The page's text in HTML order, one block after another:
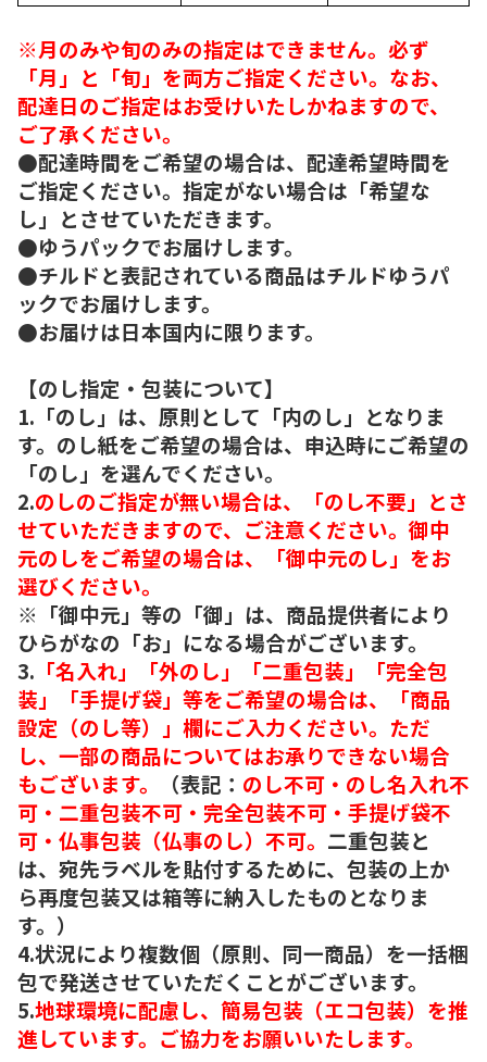
※月のみや旬のみの指定はできません。必ず
「月」と「旬」を両方ご指定ください。なお、
配達日のご指定はお受けいたしかねますので、
ご了承ください。
●配達時間をご希望の場合は、配達希望時間を
ご指定ください。指定がない場合は「希望な
し」とさせていただきます。
●ゆうパックでお届けします。
●チルドと表記されている商品はチルドゆうパ
ックでお届けします。
●お届けは日本国内に限ります。
【のし指定・包装について】
1.「のし」は、原則として「内のし」となりま
す。のし紙をご希望の場合は、申込時にご希望の
「のし」を選んでください。
2.のしのご指定が無い場合は、「のし不要」とさ
せていただきますので、ご注意ください。御中
元のしをご希望の場合は、「御中元のし」をお
選びください。
※「御中元」等の「御」は、商品提供者により
ひらがなの「お」になる場合がございます。
3. 「名入れ」「外のし」「二重包装」「完全包
装」「手提げ袋」等をご希望の場合は、「商品
設定（のし等）」欄にご入力ください。ただ
し、一部の商品についてはお承りできない場合
もございます。
（表記： のし不可・のし名入れ不
可・二重包装不可・完全包装不可・手提げ袋不
可・仏事包装（仏事のし）不可。 二重包装と
は、宛先ラベルを貼付するために、包装の上か
ら再度包装又は箱等に納入したものとなりま
す。）
4.状況により複数個（原則、同一商品）を一括梱
包で発送させていただくことがございます。
5.地球環境に配慮し、簡易包装（エコ包装）を推
進しています。ご協力をお願いいたします。